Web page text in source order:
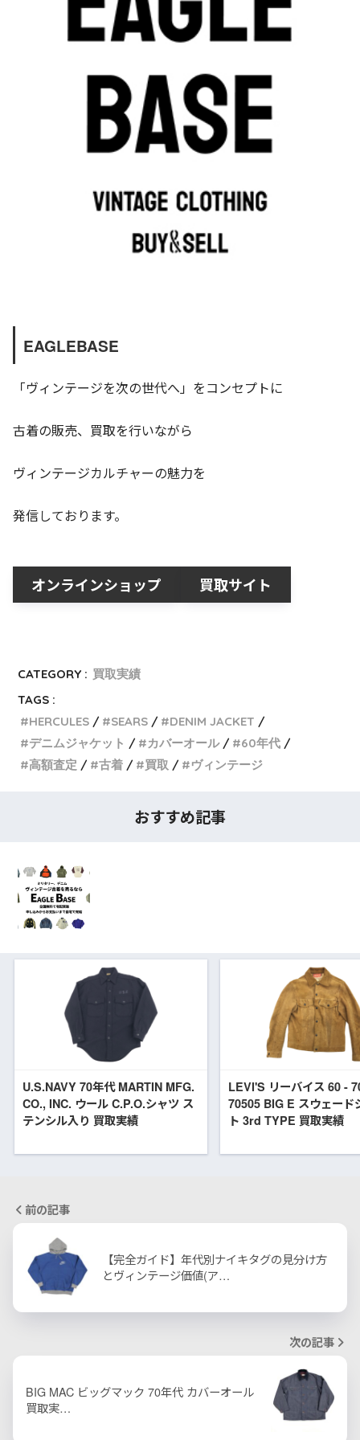
EAGLEBASE
「ヴィンテージを次の世代へ」をコンセプトに
古着の販売、買取を行いながら
ヴィンテージカルチャーの魅力を
発信しております。
オンラインショップ 買取サイト
CATEGORY : 買取実績
TAGS :
HERCULES
SEARS
DENIM JACKET
デニムジャケット
カバーオール
60年代
高額査定
古着 買取 ヴィンテージ
おすすめ記事
U.S.NAVY 70年代 MARTIN MFG.
CO., INC. ウール C.P.O.シャツ ス
テンシル入り 買取実績
LEVI'S リーバイス 60 -
70505 BIG E スウェード
ト 3rd TYPE 買取実績
前の記事
【完全ガイド】年代別ナイキタグの見分け方
とヴィンテージ価値(ア…
次の記事
BIG MAC ビッグマック 70年代 カバーオール
買取実…